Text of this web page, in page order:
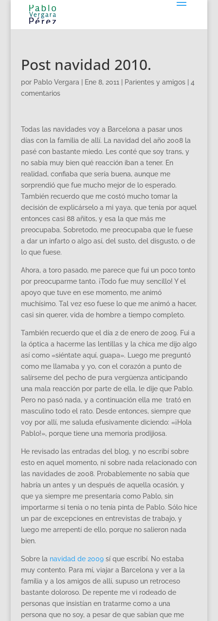
Post navidad 2010.
por Pablo Vergara Ene 8, 2011 Parientes y amigos| 4
comentarios
Todas las navidades voy a Barcelona a pasar unos
días con la familia de allí. La navidad del año 2008 la
pasé con bastante miedo. Les conté que soy trans, y
no sabía muy bien qué reacción iban a tener. En
realidad, confiaba que sería buena, aunque me
sorprendió que fue mucho mejor de lo esperado.
También recuerdo que me costó mucho tomar la
decisión de explicárselo a mi yaya, que tenía por aquel
entonces casi 88 añitos, y esa la que más me
preocupaba. Sobretodo, me preocupaba que le fuese
a dar un infarto o algo así, del susto, del disgusto, o de
lo que fuese.
Ahora, a toro pasado, me parece que fui un poco tonto
por preocuparme tanto. ¡Todo fue muy sencillo! Y el
apoyo que tuve en ese momento, me animó
muchísimo. Tal vez eso fuese lo que me animó a hacer,
casi sin querer, vida de hombre a tiempo completo.
También recuerdo que el día 2 de enero de 2009. Fui a
la óptica a hacerme las lentillas y la chica me dijo algo
así como «siéntate aquí, guapa». Luego me preguntó
como me llamaba y yo, con el corazón a punto de
salírseme del pecho de pura vergüenza anticipando
una mala reacción por parte de ella, le dije que Pablo.
Pero no pasó nada, y a continuación ella me trató en
masculino todo el rato. Desde entonces, siempre que
voy por allí, me saluda efusivamente diciendo: «¡Hola
Pablo!», porque tiene una memoria prodijiosa.
He revisado las entradas del blog, y no escribí sobre
esto en aquel momento, ni sobre nada relacionado con
las navidades de 2008. Probablemente no sabía que
habría un antes y un después de aquella ocasión, y
que ya siempre me presentaría como Pablo, sin
importarme si tenía o no tenía pinta de Pablo. Sólo hice
un par de excepciones en entrevistas de trabajo, y
luego me arrepentí de ello, porque no salieron nada
bien.
Sobre la navidad de 2009sí que escribí. No estaba
muy contento. Para mí, viajar a Barcelona y ver a la
familia y a los amigos de allí, supuso un retroceso
bastante doloroso. De repente me vi rodeado de
personas que insistían en tratarme como a una
persona que no soy, a pesar de que sabían que me